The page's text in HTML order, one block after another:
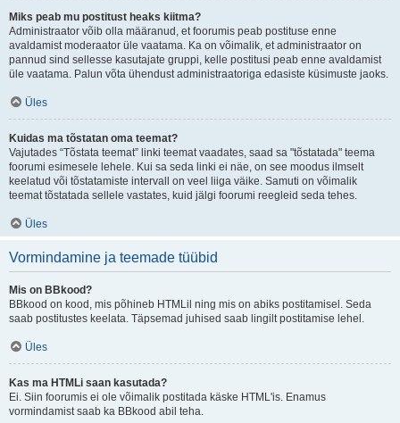
Miks peab mu postitust heaks kiitma?
Administraator võib olla määranud, et foorumis peab postituse enne
avaldamist moderaator üle vaatama. Ka on võimalik, et administraator on
pannud sind sellesse kasutajate gruppi, kelle postitusi peab enne avaldamist
üle vaatama. Palun võta ühendust administraatoriga edasiste küsimuste jaoks.
Üles
Kuidas ma tõstatan oma teemat?
Vajutades “Tõstata teemat” linki teemat vaadates, saad sa "tõstatada" teema
foorumi esimesele lehele. Kui sa seda linki ei näe, on see moodus ilmselt
keelatud või tõstatamiste intervall on veel liiga väike. Samuti on võimalik
teemat tõstatada sellele vastates, kuid jälgi foorumi reegleid seda tehes.
Üles
Vormindamine ja teemade tüübid
Mis on BBkood?
BBkood on kood, mis põhineb HTMLil ning mis on abiks postitamisel. Seda
saab postitustes keelata. Täpsemad juhised saab lingilt postitamise lehel.
Üles
Kas ma HTMLi saan kasutada?
Ei. Siin foorumis ei ole võimalik postitada käske HTML'is. Enamus
vormindamist saab ka BBkood abil teha.